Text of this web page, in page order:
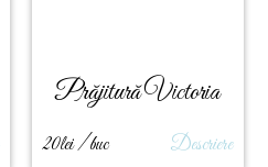
Prăjitură Victoria
20lei / buc Descriere